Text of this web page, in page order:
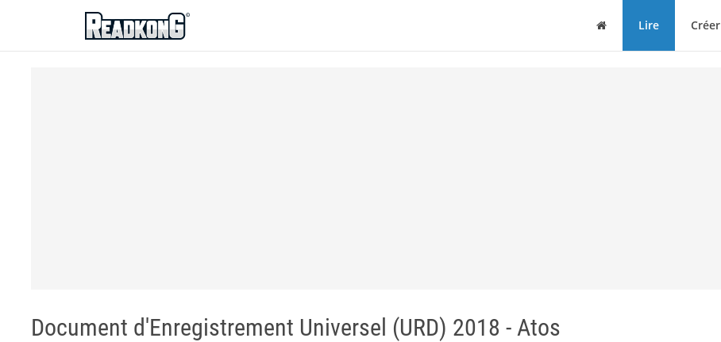
ReadkonG
MaisonLire Créer
Document d'Enregistrement Universel (URD) 2018 - Atos